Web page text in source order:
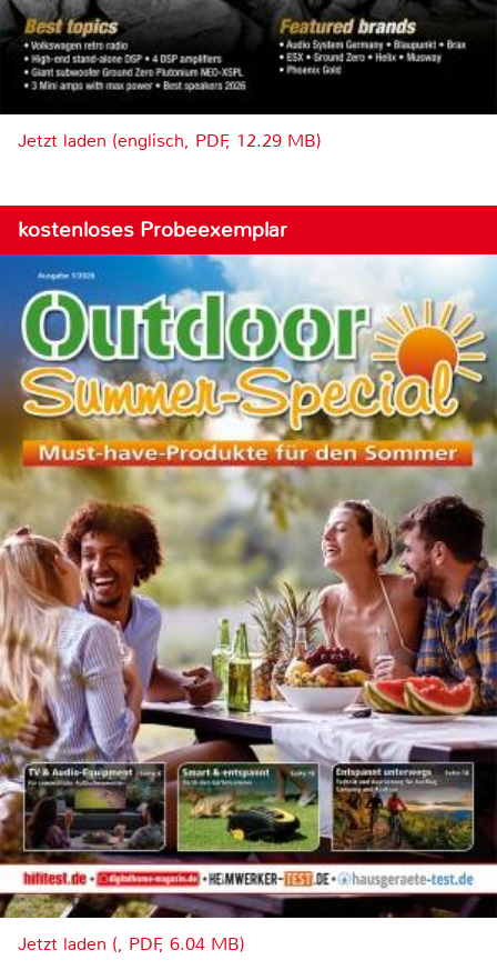
Jetzt laden (englisch, PDF, 12.29 MB)
kostenloses Probeexemplar
Jetzt laden (, PDF, 6.04 MB)